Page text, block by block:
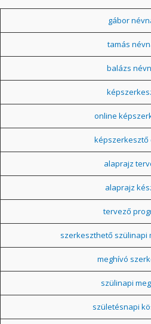
gábor
tamás
balázs
online
képszerkesztő
alaprajz
alaprajz
tervező
szerkeszthető szülinapi
meghívó
szülinapi
születésnapi